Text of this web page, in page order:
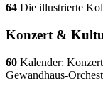
64 Die illustrierte
Konzert &
60 Kalender:
Gewandhaus-